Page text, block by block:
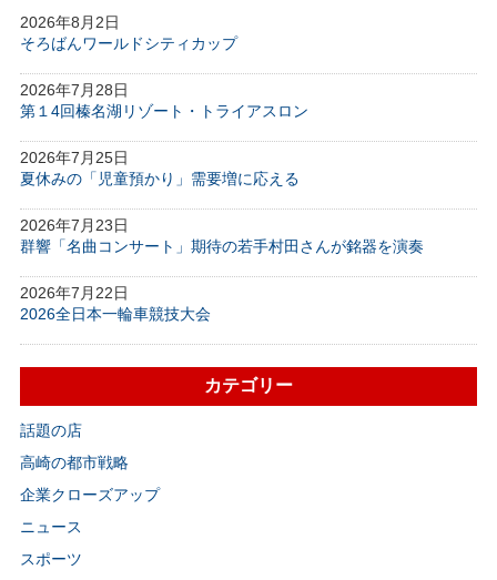
2026年8月2日
そろばんワールドシティカップ
2026年7月28日
第１4回榛名湖リゾート・トライアスロン
2026年7月25日
夏休みの「児童預かり」需要増に応える
2026年7月23日
群響「名曲コンサート」期待の若手村田さんが銘器を演奏
2026年7月22日
2026全日本一輪車競技大会
カテゴリー
話題の店
高崎の都市戦略
企業クローズアップ
ニュース
スポーツ